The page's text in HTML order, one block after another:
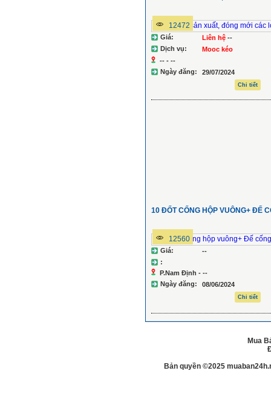
12472
Giá: Liên hệ --
Dịch vụ:
Mooc kéo
-- - --
Ngày đăng:
29/07/2024
Chi tiết
10 ĐỐT CỐNG HỘP VUÔNG+ ĐẾ
12560
Giá:
--
:
P.Nam Định - --
Ngày đăng:
08/06/2024
Chi tiết
Mua
Bản quyền ©2025